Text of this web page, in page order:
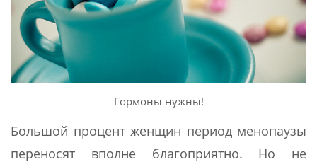
Гормоны нужны!
Большой процент женщин период менопаузы
переносят вполне благоприятно. Но не